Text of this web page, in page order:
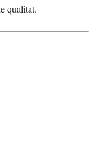
qualitat.